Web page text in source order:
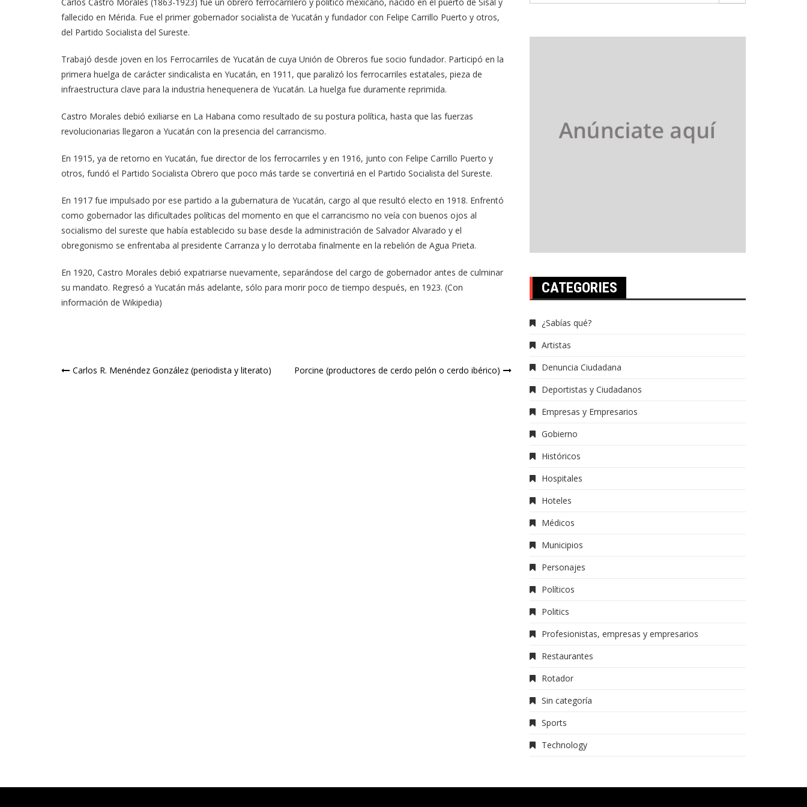
fallecido en Mérida. Fue el primer gobernador socialista de Yucatán y fundador con Felipe Carrillo Puerto y otros,
del Partido Socialista del Sureste.
Trabajó desde joven en los Ferrocarriles de Yucatán de cuya Unión de Obreros fue socio fundador. Participó en la
primera huelga de carácter sindicalista en Yucatán, en 1911, que paralizó los ferrocarriles estatales, pieza de
infraestructura clave para la industria henequenera de Yucatán. La huelga fue duramente reprimida.
Castro Morales debió exiliarse en La Habana como resultado de su postura política, hasta que las fuerzas
revolucionarias llegaron a Yucatán con la presencia del carrancismo.
En 1915, ya de retorno en Yucatán, fue director de los ferrocarriles y en 1916, junto con Felipe Carrillo Puerto y
otros, fundó el Partido Socialista Obrero que poco más tarde se convertiriá en el Partido Socialista del Sureste.
En 1917 fue impulsado por ese partido a la gubernatura de Yucatán, cargo al que resultó electo en 1918. Enfrentó
como gobernador las dificultades políticas del momento en que el carrancismo no veía con buenos ojos al
socialismo del sureste que había establecido su base desde la administración de Salvador Alvarado y el
obregonismo se enfrentaba al presidente Carranza y lo derrotaba finalmente en la rebelión de Agua Prieta.
En 1920, Castro Morales debió expatriarse nuevamente, separándose del cargo de gobernador antes de culminar
su mandato. Regresó a Yucatán más adelante, sólo para morir poco de tiempo después, en 1923. (Con
información de Wikipedia)
Navegación
Carlos R. Menéndez González (periodista y literato) Porcine (productores de cerdo pelón o cerdo ibérico)
CATEGORIES
¿Sabías qué?
Artistas
Denuncia Ciudadana
Deportistas y Ciudadanos
Empresas y Empresarios
Gobierno
Históricos
Hospitales
Hoteles
Médicos
Municipios
Personajes
Políticos
Politics
Profesionistas, empresas y empresarios
Restaurantes
Rotador
Sin categoría
Sports
Technology